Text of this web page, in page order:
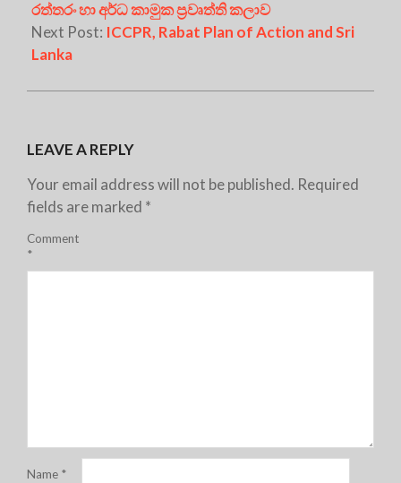
රත්තරං හා අර්ධ කාමුක ප්‍රවෘත්ති කලාව
Next Post: ICCPR, Rabat Plan of Action and Sri
Lanka
LEAVE A REPLY
Your email address will not be published. Required
fields are marked *
Comment
*
Name *